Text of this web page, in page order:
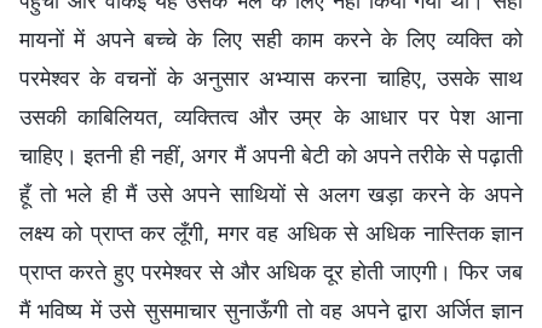
मायनों में अपने बच्चे के लिए सही काम करने के लिए व्यक्ति को
परमेश्वर के वचनों के अनुसार अभ्यास करना चाहिए, उसके साथ
उसकी काबिलियत, व्यक्तित्व और उम्र के आधार पर पेश आना
चाहिए। इतनी ही नहीं, अगर मैं अपनी बेटी को अपने तरीके से पढ़ाती
हूँ तो भले ही मैं उसे अपने साथियों से अलग खड़ा करने के अपने
लक्ष्य को प्राप्त कर लूँगी, मगर वह अधिक से अधिक नास्तिक ज्ञान
प्राप्त करते हुए परमेश्वर से और अधिक दूर होती जाएगी। फिर जब
मैं भविष्य में उसे सुसमाचार सुनाऊँगी तो वह अपने द्वारा अर्जित ज्ञान